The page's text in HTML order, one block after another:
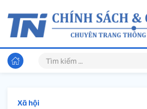
Xã hội